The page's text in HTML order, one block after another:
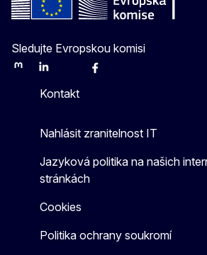
Sledujte Evropskou komisi
MastodonLinkedInBlueskyFacebook
Kontakt
Nahlásit zranitelnost IT
Jazyková politika na našich
stránkách
Cookies
Politika ochrany soukromí